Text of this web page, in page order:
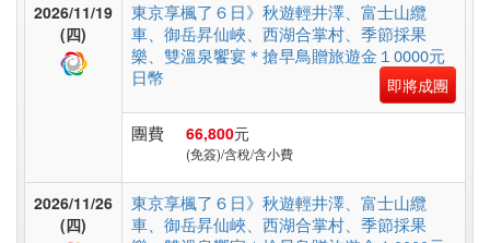
假2026/11/19
(四)
東京享楓了６日》秋遊輕井澤、富士山纜
車、御岳昇仙峽、西湖合掌村、季節採果
樂、雙溫泉饗宴＊搶早鳥贈旅遊金１0000元
日幣
即將成團
團費 66,800元
(免簽)/含稅/含小費
2026/11/26
(四)
東京享楓了６日》秋遊輕井澤、富士山纜
車、御岳昇仙峽、西湖合掌村、季節採果